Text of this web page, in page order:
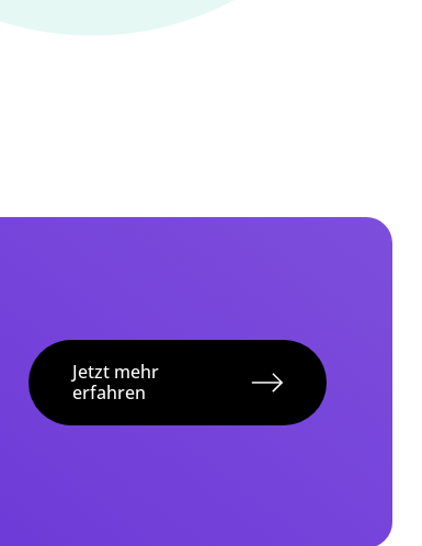
Jetzt mehr
erfahren